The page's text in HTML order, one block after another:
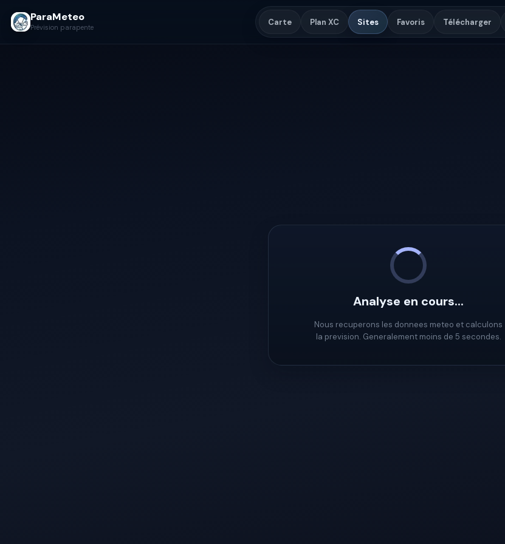
ParaMeteo
Prévision parapente
Carte Plan XC Sites Favoris Télécharger
Analyse en cours...
Nous recuperons les donnees meteo et calculons
la prevision. Generalement moins de 5 secondes.